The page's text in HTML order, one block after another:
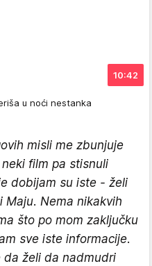
10:42
u noći nestanka
misli me zbunjuje
film pa stisnuli
dobijam su iste - želi
Nema nikakvih
što po mom zaključku
sve iste informacije.
da želi da nadmudri